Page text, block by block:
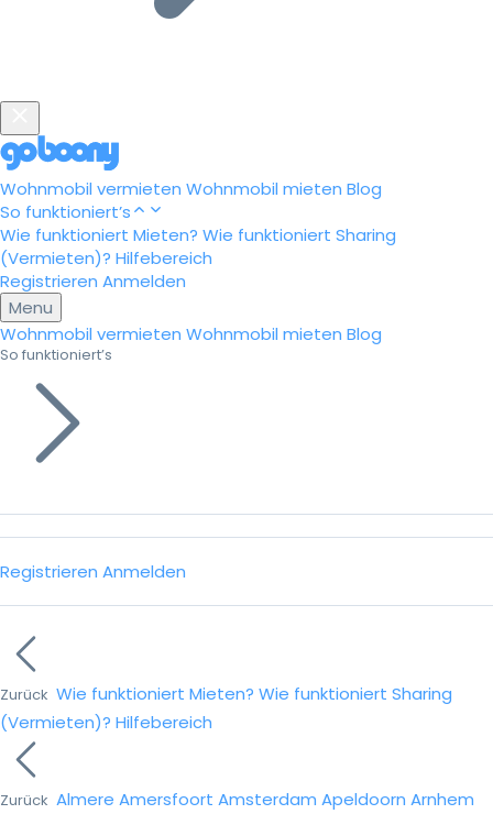
Wohnmobil vermieten Wohnmobil mieten Blog
So funktioniert’s
Wie funktioniert Mieten? Wie funktioniert Sharing
(Vermieten)? Hilfebereich
Registrieren Anmelden
Menu
Wohnmobil vermieten Wohnmobil mieten Blog
So funktioniert’s
Registrieren Anmelden
Zurück Wie funktioniert Mieten? Wie funktioniert Sharing
(Vermieten)? Hilfebereich
Zurück Almere Amersfoort Amsterdam Apeldoorn Arnhem